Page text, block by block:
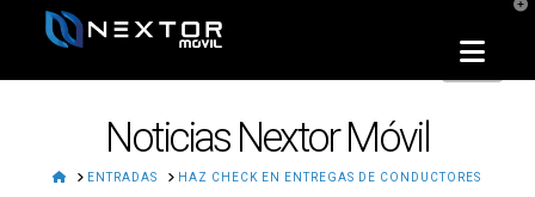
Noticias Nextor Móvil
HOMEENTRADAS HAZ CHECK EN ENTREGAS DE CONDUCTORES